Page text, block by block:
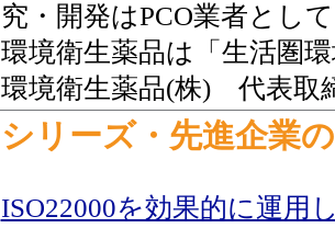
究・開発はPCO業者とし
環境衛生薬品は「生活圏
環境衛生薬品(株) 代表
シリーズ・先進企業
ISO22000を効果的に運用